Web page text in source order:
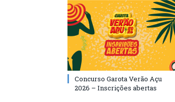
Concurso Garota Verão Açu
2026 – Inscrições abertas